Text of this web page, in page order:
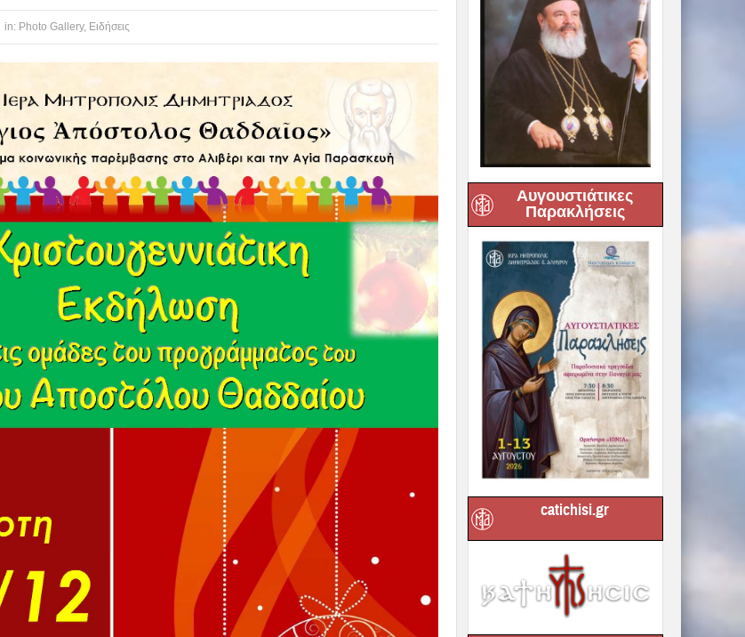
in: Photo Gallery, Ειδήσεις
Αυγουστιάτικες
Παρακλήσεις
catichisi.gr